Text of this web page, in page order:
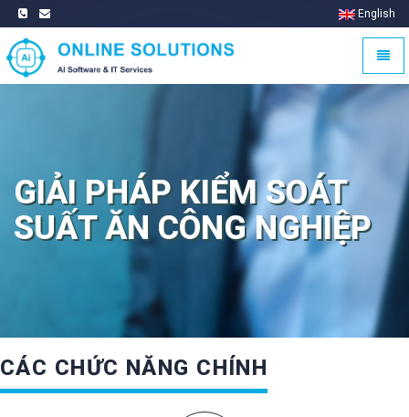
English
Trang
chủ
GIẢI PHÁP KIỂM SOÁT
SUẤT ĂN CÔNG NGHIỆP
CÁC CHỨC NĂNG CHÍNH